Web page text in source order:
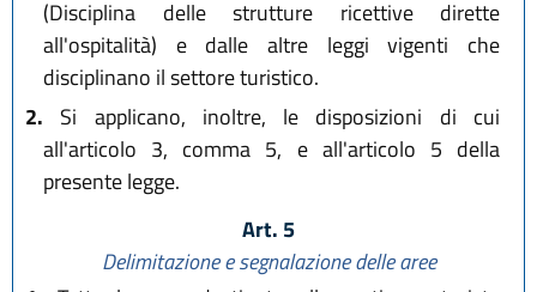
(Disciplina delle strutture ricettive dirette
all'ospitalità) e dalle altre leggi vigenti che
disciplinano il settore turistico.
2. Si applicano, inoltre, le disposizioni di cui
all'articolo 3, comma 5, e all'articolo 5 della
presente legge.
Art. 5
Delimitazione e segnalazione delle aree